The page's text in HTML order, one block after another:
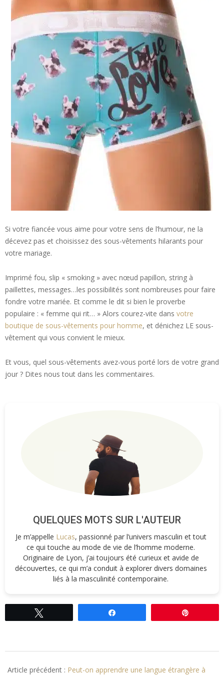
Si votre fiancée vous aime pour votre sens de l’humour, ne la
décevez pas et choisissez des sous-vêtements hilarants pour
votre mariage.
Imprimé fou, slip « smoking » avec nœud papillon, string à
paillettes, messages…les possibilités sont nombreuses pour faire
fondre votre mariée. Et comme le dit si bien le proverbe
populaire : « femme qui rit… » Alors courez-vite dans votre
boutique de sous-vêtements pour homme, et dénichez LE sous-
vêtement qui vous convient le mieux.
Et vous, quel sous-vêtements avez-vous porté lors de votre grand
jour ? Dites nous tout dans les commentaires.
QUELQUES MOTS SUR L'AUTEUR
Je m’appelle Lucas, passionné par l’univers masculin et tout
ce qui touche au mode de vie de l’homme moderne.
Originaire de Lyon, j’ai toujours été curieux et avide de
découvertes, ce qui m’a conduit à explorer divers domaines
liés à la masculinité contemporaine.
01-
Article précédent : Peut-on apprendre une langue étrangère à